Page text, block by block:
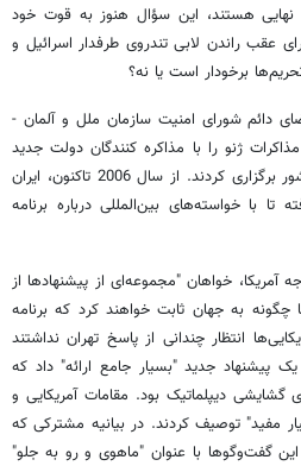
نهایی هستند،‌ این سؤال هنوز به قوت خود
عقب راندن لابی تندروی طرفدار اسرائیل و
برخودار است یا نه؟
دائم شورای امنیت سازمان ملل و آلمان -
- اولین دور مذاکرات ژنو را با مذاکره کنندگان دولت جدید
ایران درباره برنامه هسته‌ای این کشور برگزاری کردند. از سال 2006 تاکنون، ایران
با خواسته‌های بین‌المللی درباره برنامه
خواهان "مجموعه‌ای از پیشنهادها از
به جهان ثابت خواهند کرد که برنامه
انتظار چندانی از پاسخ تهران نداشتند
پیشنهاد جدید "بسیار جامع ارائه" داد که
گشایشی دیپلماتیک بود. مقامات آمریکایی و
مفید" توصیف کردند. در بیانیه مشترکی که
گفت‌و‌گوها با عنوان "ماهوی و رو به جلو"